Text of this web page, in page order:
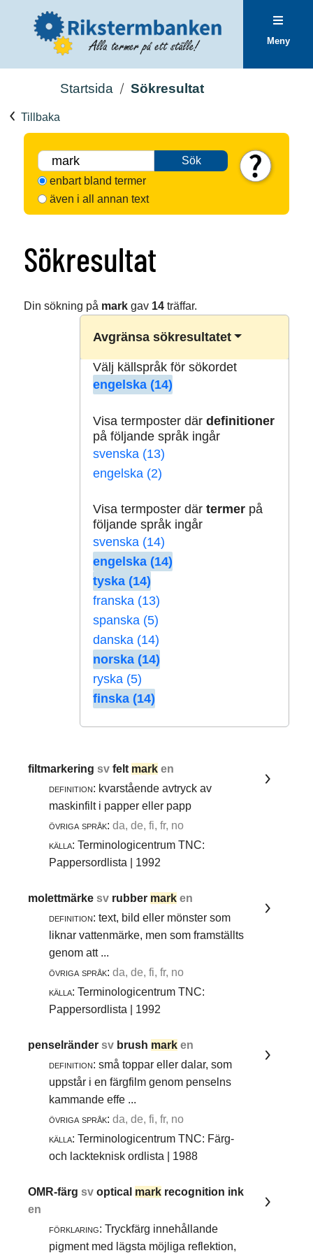
Meny
Startsida Sökresultat
Tillbaka
Sök
enbart bland termer
även i all annan text
Sökresultat
Din sökning på markgav 14träffar.
Avgränsa sökresultatet
Välj källspråk för sökordet
engelska (14)
Visa termposter där definitioner
på följande språk ingår
svenska (13)
engelska (2)
Visa termposter där termerpå
följande språk ingår
svenska (14)
engelska (14)
tyska (14)
franska (13)
spanska (5)
danska (14)
norska (14)
ryska (5)
finska (14)
filtmarkeringsvfelt mark en
definition: kvarstående avtryck av
maskinfilt i papper eller papp
övriga språk: da, de, fi, fr, no
källa: Terminologicentrum TNC:
Pappersordlista | 1992
molettmärkesv rubber mark en
definition: text, bild eller mönster som
liknar vattenmärke, men som framställts
genom att ...
övriga språk: da, de, fi, fr, no
källa: Terminologicentrum TNC:
Pappersordlista | 1992
penselrändersv brush mark en
definition: små toppar eller dalar, som
uppstår i en färgfilm genom penselns
kammande effe ...
övriga språk: da, de, fi, fr, no
källa: Terminologicentrum TNC: Färg-
och lackteknisk ordlista | 1988
OMR-färgsvoptical mark recognition ink
en
förklaring: Tryckfärg innehållande
pigment med lägsta möjliga reflektion,